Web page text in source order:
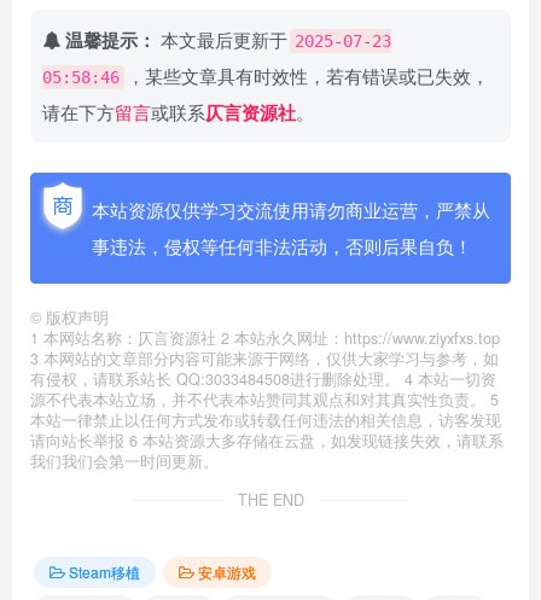
温馨提示： 本文最后更新于 2025-07-23
05:58:46
，某些文章具有时效性，若有错误或已失效，
请在下方留言或联系仄言资源社。
本站资源仅供学习交流使用请勿商业运营，严禁从
事违法，侵权等任何非法活动，否则后果自负！
© 版权声明
1 本网站名称：仄言资源社 2 本站永久网址：https://www.ziyxfxs.top
3 本网站的文章部分内容可能来源于网络，仅供大家学习与参考，如
有侵权，请联系站长 QQ:3033484508进行删除处理。 4 本站一切资
源不代表本站立场，并不代表本站赞同其观点和对其真实性负责。 5
本站一律禁止以任何方式发布或转载任何违法的相关信息，访客发现
请向站长举报 6 本站资源大多存储在云盘，如发现链接失效，请联系
我们我们会第一时间更新。
THE END
Steam移植
安卓游戏